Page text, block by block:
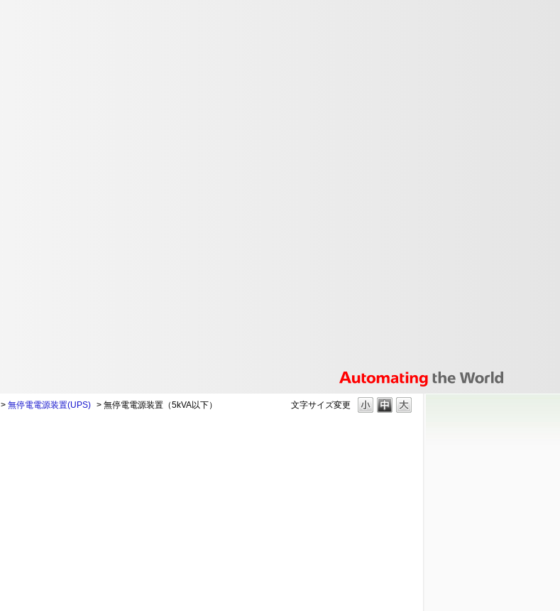
文字サイズ変更
> 無停電電源装置(UPS) > 無停電電源装置（5kVA以下）